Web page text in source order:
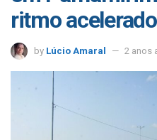
ritmo acelerado
by Lúcio Amaral 2 anos